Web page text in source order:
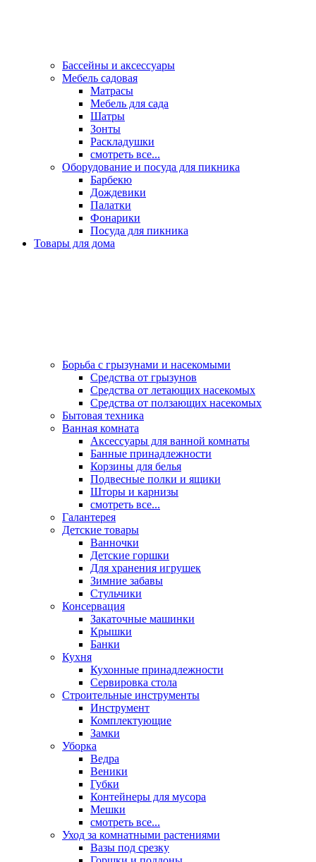
Бассейны и аксессуары
Мебель садовая
Матрасы
Мебель для сада
Шатры
Зонты
Раскладушки
смотреть все...
Оборудование и посуда для пикника
Барбекю
Дождевики
Палатки
Фонарики
Посуда для пикника
Товары для дома
Борьба с грызунами и насекомыми
Средства от грызунов
Средства от летающих насекомых
Средства от ползающих насекомых
Бытовая техника
Ванная комната
Аксессуары для ванной комнаты
Банные принадлежности
Корзины для белья
Подвесные полки и ящики
Шторы и карнизы
смотреть все...
Галантерея
Детские товары
Ванночки
Детские горшки
Для хранения игрушек
Зимние забавы
Стульчики
Консервация
Закаточные машинки
Крышки
Банки
Кухня
Кухонные принадлежности
Сервировка стола
Строительные инструменты
Инструмент
Комплектующие
Замки
Уборка
Ведра
Веники
Губки
Контейнеры для мусора
Мешки
смотреть все...
Уход за комнатными растениями
Вазы под срезку